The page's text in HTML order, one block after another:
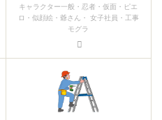
キャラクター一般・忍者・仮面・ピエ
ロ・似顔絵・爺さん・ 女子社員・工事
モグラ